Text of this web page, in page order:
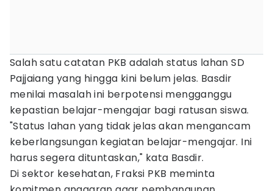
Salah satu catatan PKB adalah status lahan SD
Pajjaiang yang hingga kini belum jelas. Basdir
menilai masalah ini berpotensi mengganggu
kepastian belajar-mengajar bagi ratusan siswa.
"Status lahan yang tidak jelas akan mengancam
keberlangsungan kegiatan belajar-mengajar. Ini
harus segera dituntaskan," kata Basdir.
Di sektor kesehatan, Fraksi PKB meminta